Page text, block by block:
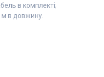
в комплекті;
м в довжину.